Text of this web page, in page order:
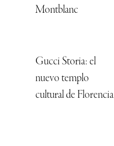
Montblanc
Gucci Storia: el
nuevo templo
cultural de Florencia